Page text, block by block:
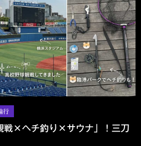
戦×ヘチ釣り×サウナ」！三刀